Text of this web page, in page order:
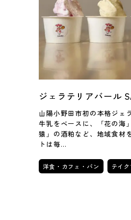
ジェラテリアバール
山陽小野田市初の本格ジェ
牛乳をベースに、「花の海
猿」の酒粕など、地域食材
トは毎…
洋食・カフェ・パン テイ